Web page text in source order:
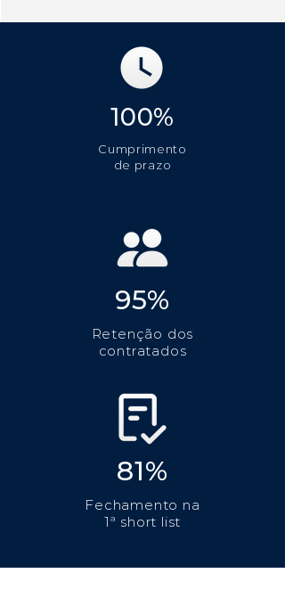
100%
Cumprimento
de prazo
95%
Retenção dos
contratados
81%
Fechamento na
1ª short list